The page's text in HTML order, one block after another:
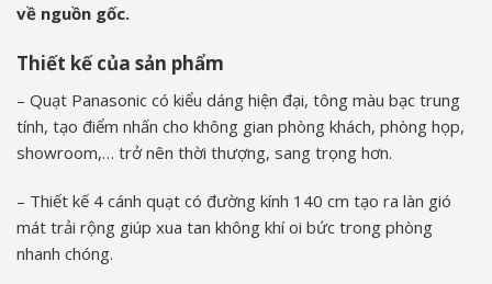
về nguồn gốc.
Thiết kế của sản phẩm
– Quạt Panasonic có kiểu dáng hiện đại, tông màu bạc trung
tính, tạo điểm nhấn cho không gian phòng khách, phòng họp,
showroom,… trở nên thời thượng, sang trọng hơn.
– Thiết kế 4 cánh quạt có đường kính 140 cm tạo ra làn gió
mát trải rộng giúp xua tan không khí oi bức trong phòng
nhanh chóng.